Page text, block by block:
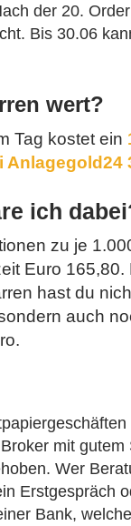
der 20.
Bis 30.06
wert?
Tag kostet ein
Anlagegold24
ich
zu je
Euro
hast du
auch
mit
Wer
Erstgespräch
Bank,